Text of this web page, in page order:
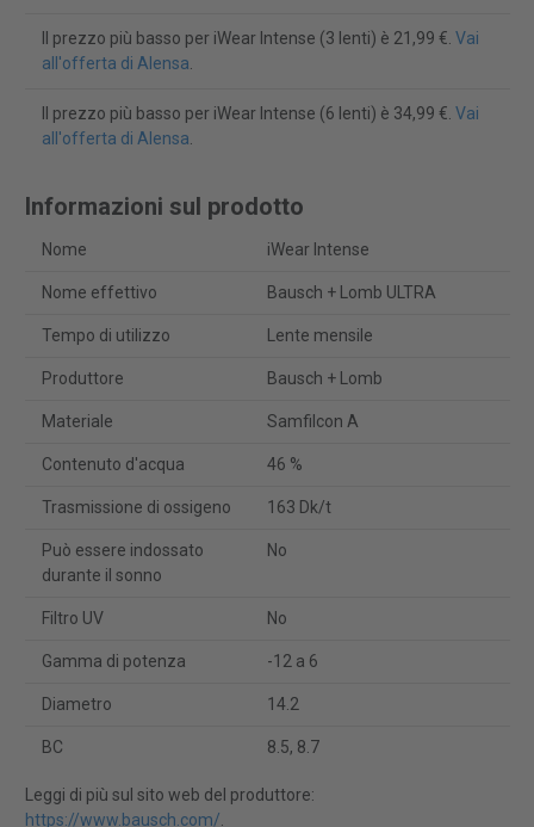
Il prezzo più basso per iWear Intense (3 lenti) è 21,99 €. Vai
all'offerta di Alensa.
Il prezzo più basso per iWear Intense (6 lenti) è 34,99 €. Vai
all'offerta di Alensa.
Informazioni sul prodotto
Nome iWear Intense
Nome effettivo Bausch + Lomb ULTRA
Tempo di utilizzo Lente mensile
Produttore Bausch + Lomb
Materiale Samfilcon A
Contenuto d'acqua 46 %
Trasmissione di ossigeno 163 Dk/t
Può essere indossato
durante il sonno
No
Filtro UV No
Gamma di potenza -12 a 6
Diametro 14.2
BC 8.5, 8.7
Leggi di più sul sito web del produttore:
https://www.bausch.com/.